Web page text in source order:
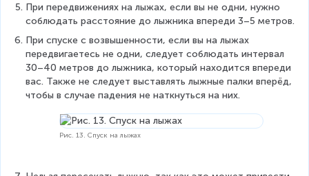
При передвижениях на лыжах, если вы не одни, нужно
соблюдать расстояние до лыжника впереди 3–5 метров.
При спуске с возвышенности, если вы на лыжах
передвигаетесь не одни, следует соблюдать интервал
30–40 метров до лыжника, который находится впереди
вас. Также не следует выставлять лыжные палки вперёд,
чтобы в случае падения не наткнуться на них.
Рис. 13. Спуск на лыжах